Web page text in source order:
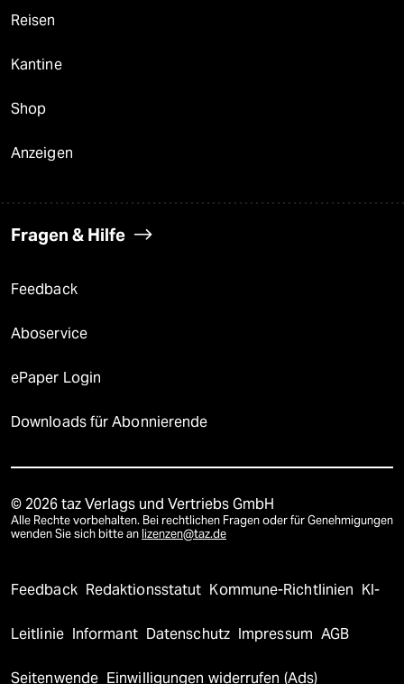
Reisen
Kantine
Shop
Anzeigen
Fragen & Hilfe
Feedback
Aboservice
ePaper Login
Downloads für Abonnierende
© 2026 taz Verlags und Vertriebs GmbH
Alle Rechte vorbehalten. Bei rechtlichen Fragen oder für Genehmigungen
wenden Sie sich bitte an lizenzen@taz.de
Feedback Redaktionsstatut Kommune-Richtlinien KI-
Leitlinie Informant Datenschutz Impressum AGB
Seitenwende Einwilligungen widerrufen (Ads)